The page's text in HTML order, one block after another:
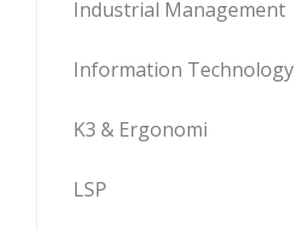
Industrial Management
Information Technology
K3 & Ergonomi
LSP